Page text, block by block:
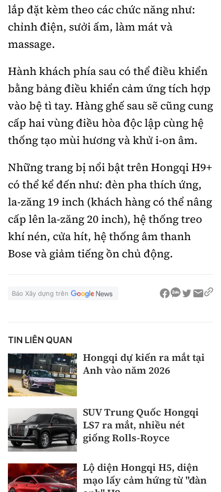
lắp đặt kèm theo các chức năng như:
chỉnh điện, sưởi ấm, làm mát và
massage.
Hành khách phía sau có thể điều khiển
bằng bảng điều khiển cảm ứng tích hợp
vào bệ tì tay. Hàng ghế sau sẽ cũng cung
cấp hai vùng điều hòa độc lập cùng hệ
thống tạo mùi hương và khử i-on âm.
Những trang bị nổi bật trên Hongqi H9+
có thể kể đến như: đèn pha thích ứng,
la-zăng 19 inch (khách hàng có thể nâng
cấp lên la-zăng 20 inch), hệ thống treo
khí nén, cửa hít, hệ thống âm thanh
Bose và giảm tiếng ồn chủ động.
Báo Xây dựng trên
TIN LIÊN QUAN
Hongqi dự kiến ra mắt tại
Anh vào năm 2026
SUV Trung Quốc Hongqi
LS7 ra mắt, nhiều nét
giống Rolls-Royce
Lộ diện Hongqi H5, diện
mạo lấy cảm hứng từ "đàn